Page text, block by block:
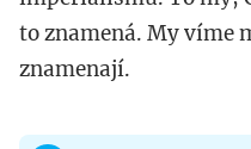
to znamená. My víme
znamenají.